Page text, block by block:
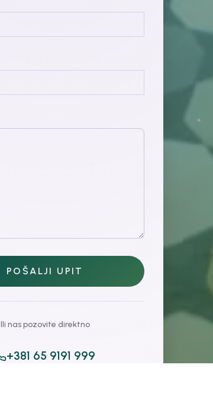
POŠALJI UPIT
Ili nas pozovite direktno
+381 65 9191 999